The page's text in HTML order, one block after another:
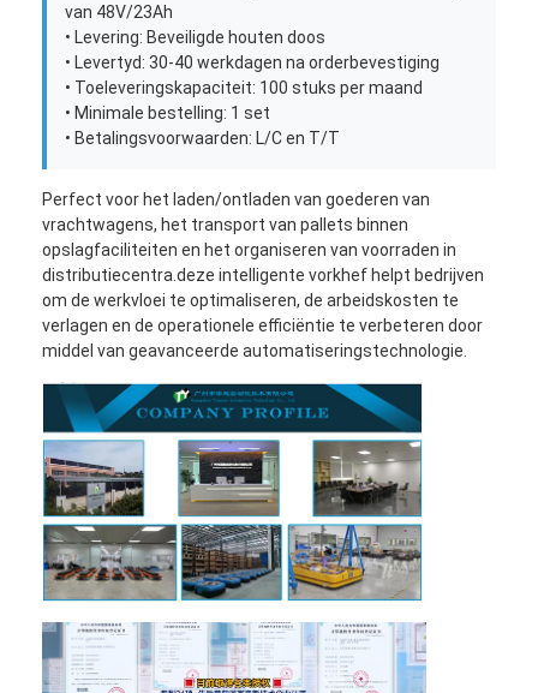
van 48V/23Ah
• Levering: Beveiligde houten doos
• Levertyd: 30-40 werkdagen na orderbevestiging
• Toeleveringskapaciteit: 100 stuks per maand
• Minimale bestelling: 1 set
• Betalingsvoorwaarden: L/C en T/T
Perfect voor het laden/ontladen van goederen van
vrachtwagens, het transport van pallets binnen
opslagfaciliteiten en het organiseren van voorraden in
distributiecentra.deze intelligente vorkhef helpt bedrijven
om de werkvloei te optimaliseren, de arbeidskosten te
verlagen en de operationele efficiëntie te verbeteren door
middel van geavanceerde automatiseringstechnologie.